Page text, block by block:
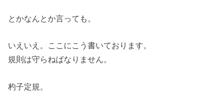
とかなんとか言っても。
いえいえ。ここにこう書いております。
規則は守らねばなりません。
杓子定規。